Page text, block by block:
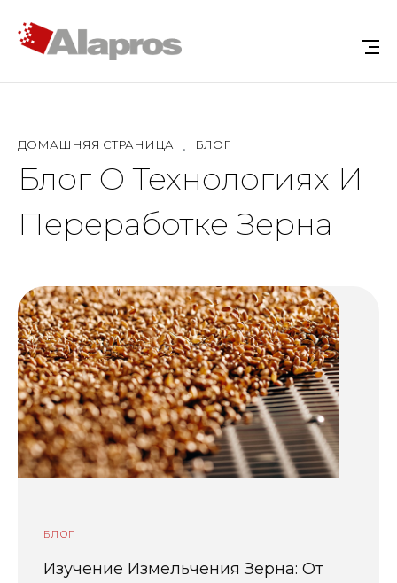
ДОМАШНЯЯ СТРАНИЦА БЛОГ
Блог О Технологиях И
Переработке Зерна
БЛОГ
Изучение Измельчения Зерна: От